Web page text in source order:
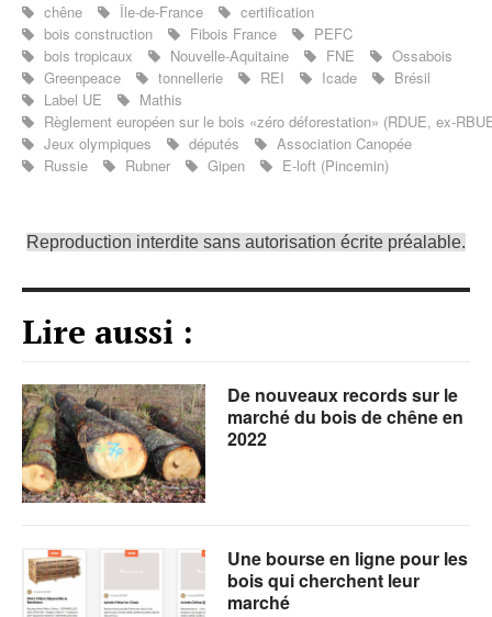
chêne Île-de-France
certification
bois construction
Fibois France
PEFC
bois tropicaux
Nouvelle-Aquitaine FNE
Ossabois
Greenpeace
tonnellerie REI Icade
Brésil
Label UE
Mathis
Règlement européen sur le bois «zéro déforestation» (RDUE, ex-
Jeux olympiques
députés
Association Canopée
Russie
Rubner Gipen E-loft (Pincemin)
Reproduction interdite sans autorisation écrite préalable.
Lire aussi :
De nouveaux records sur le
marché du bois de chêne en
2022
Une bourse en ligne pour les
bois qui cherchent leur
marché